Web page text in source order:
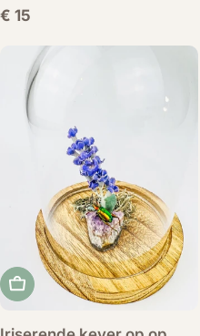
Normale
€ 15
Voeg toe aan winkelwagen